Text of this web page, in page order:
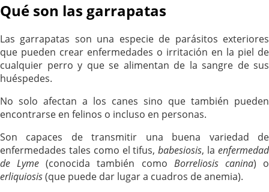
Qué son las garrapatas
Las garrapatas son una especie de parásitos exteriores
que pueden crear enfermedades o irritación en la piel de
cualquier perro y que se alimentan de la sangre de sus
huéspedes.
No solo afectan a los canes sino que también pueden
encontrarse en felinos o incluso en personas.
Son capaces de transmitir una buena variedad de
enfermedades tales como el tifus,babesiosis, laenfermedad
de Lyme (conocida también como Borreliosis canina) o
erliquiosis(que puede dar lugar a cuadros de anemia).